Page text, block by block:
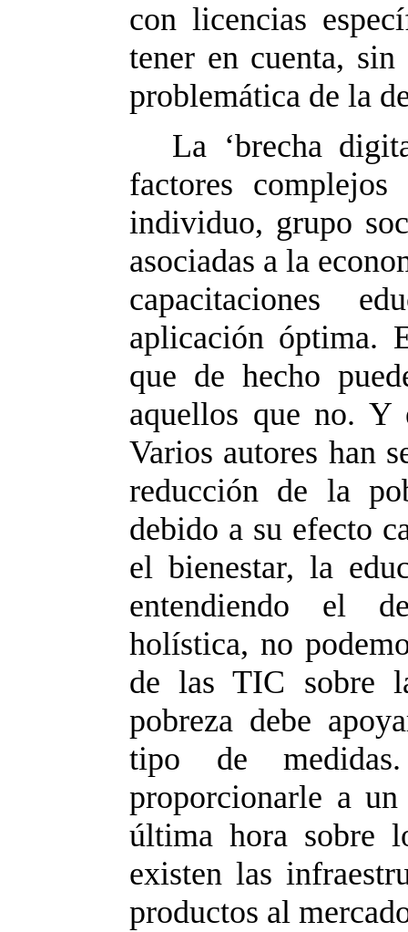
con licencias
tener en cuenta,
problemática de la
La ‘brecha
factores
individuo, grupo
asociadas a la
capacitaciones
aplicación óptima.
que de hecho
aquellos que no. Y
Varios autores han
reducción de la
debido a su efecto
el bienestar, la
entendiendo el
holística, no
de las TIC sobre
pobreza debe
tipo de
proporcionarle a
última hora sobre
existen las
productos al